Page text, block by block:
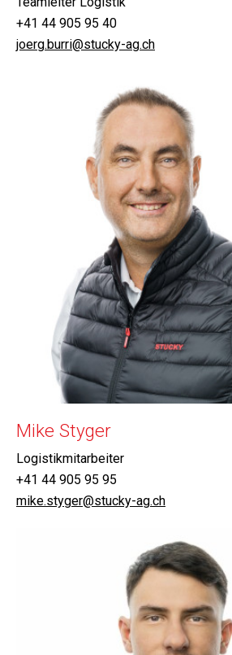
+41 44 905 95 40
joerg.burri@stucky-ag.ch
Mike Styger
Logistikmitarbeiter
+41 44 905 95 95
mike.styger@stucky-ag.ch